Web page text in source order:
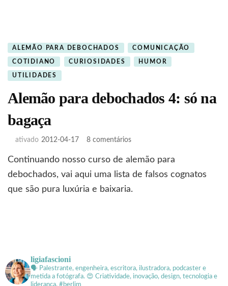
ALEMÃO PARA DEBOCHADOS COMUNICAÇÃO
COTIDIANO CURIOSIDADES HUMOR
UTILIDADES
Alemão para debochados 4: só na
bagaça
ativado 2012-04-17 8 comentáriosem
para
debochados
só
Continuando nosso curso de alemão para
debochados, vai aqui uma lista de falsos cognatos
que são pura luxúria e baixaria.
ligiafascioni
🗣 Palestrante, engenheira, escritora, ilustradora, podcaster e
metida a fotógrafa. 😍 Criatividade, inovação, design, tecnologia e
liderança. #berlim